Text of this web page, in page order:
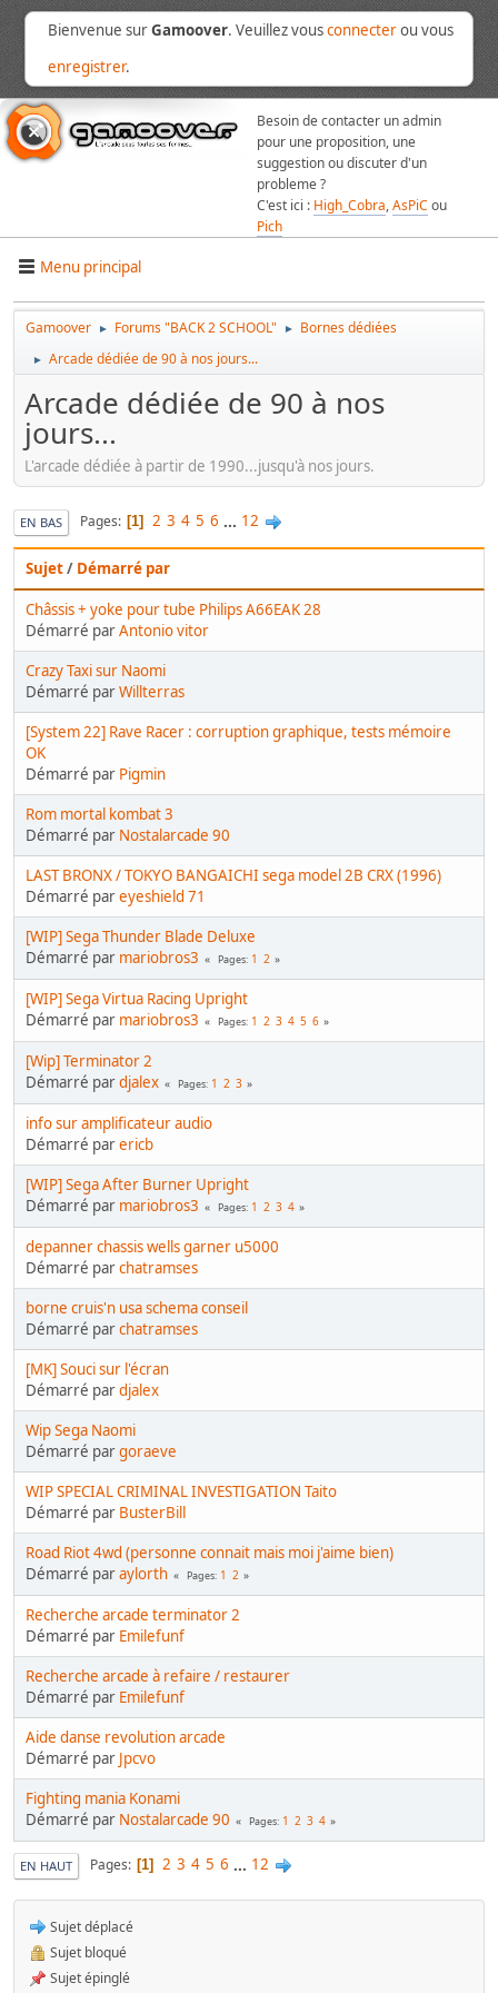
Bienvenue surGamoover. Veuillez vousconnecterou vous
enregistrer.
Besoin de contacter un admin
pour une proposition, une
suggestion ou discuter d'un
probleme ?
C'est ici : High_Cobra,AsPiC ou
Pich
Menu principal
Gamoover ► Forums "BACK 2 SCHOOL" ► Bornes dédiées
► Arcade dédiée de 90 à nos jours...
Arcade dédiée de 90 à nos
jours...
L'arcade dédiée à partir de 1990...jusqu'à nos jours.
EN BAS Pages 1 2 3 4 5 6 ... 12
Sujet/ Démarré par
Châssis + yoke pour tube Philips A66EAK 28
Démarré parAntonio vitor
Crazy Taxi sur Naomi
Démarré parWillterras
[System 22] Rave Racer : corruption graphique, tests mémoire
OK
Démarré par Pigmin
Rom mortal kombat 3
Démarré par Nostalarcade 90
LAST BRONX / TOKYO BANGAICHI sega model 2B CRX (1996)
Démarré pareyeshield 71
[WIP] Sega Thunder Blade Deluxe
Démarré par mariobros3 Pages 1 2
[WIP] Sega Virtua Racing Upright
Démarré par mariobros3 Pages 1 2 3 4 5 6
[Wip] Terminator 2
Démarré pardjalex Pages 1 2 3
info sur amplificateur audio
Démarré parericb
[WIP] Sega After Burner Upright
Démarré par mariobros3 Pages 1 2 3 4
depanner chassis wells garner u5000
Démarré parchatramses
borne cruis'n usa schema conseil
Démarré parchatramses
[MK] Souci sur l'écran
Démarré pardjalex
Wip Sega Naomi
Démarré pargoraeve
WIP SPECIAL CRIMINAL INVESTIGATION Taito
Démarré par BusterBill
Road Riot 4wd (personne connait mais moi j'aime bien)
Démarré paraylorth Pages 1 2
Recherche arcade terminator 2
Démarré par Emilefunf
Recherche arcade à refaire / restaurer
Démarré par Emilefunf
Aide danse revolution arcade
Démarré par Jpcvo
Fighting mania Konami
Démarré par Nostalarcade 90 Pages 1 2 3 4
EN HAUT Pages 1 2 3 4 5 6 ... 12
Sujet déplacé
Sujet bloqué
Sujet épinglé